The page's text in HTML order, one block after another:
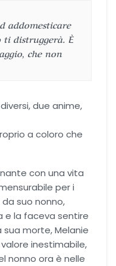
addomesticare
ti distruggerà. È
che non
due anime,
a coloro che
con una vita
per i
suo nonno,
e la faceva sentire
morte, Melanie
inestimabile,
nonno ora è nelle